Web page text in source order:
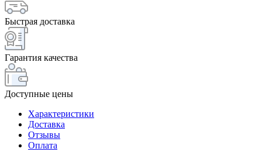
Быстрая доставка
Гарантия качества
Доступные цены
Характеристики
Доставка
Отзывы
Оплата